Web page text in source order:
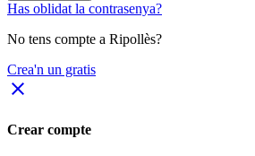
Has oblidat la contrasenya?
No tens compte a Ripollès?
Crea'n un gratis
close
Crear compte